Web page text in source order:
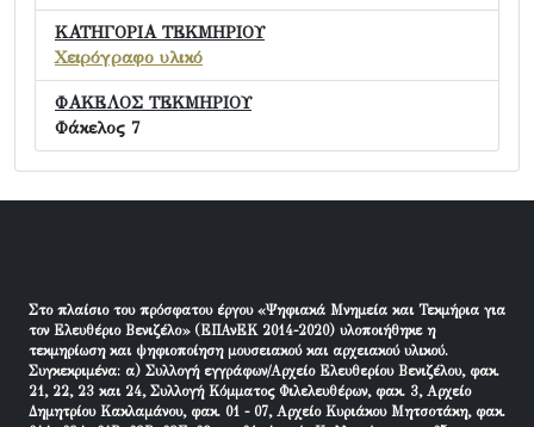
ΚΑΤΗΓΟΡΙΑ ΤΕΚΜΗΡΙΟΥ
Χειρόγραφο υλικό
ΦΑΚΕΛΟΣ ΤΕΚΜΗΡΙΟΥ
Φάκελος 7
Στο πλαίσιο του πρόσφατου έργου «Ψηφιακά Μνημεία και Τεκμήρια για
τον Ελευθέριο Βενιζέλο» (ΕΠΑνΕΚ 2014-2020) υλοποιήθηκε η
τεκμηρίωση και ψηφιοποίηση μουσειακού και αρχειακού υλικού.
Συγκεκριμένα: α) Συλλογή εγγράφων/Αρχείο Ελευθερίου Βενιζέλου, φακ.
21, 22, 23 και 24, Συλλογή Κόμματος Φιλελευθέρων, φακ. 3, Αρχείο
Δημητρίου Κακλαμάνου, φακ. 01 - 07, Αρχείο Κυριάκου Μητσοτάκη, φακ.